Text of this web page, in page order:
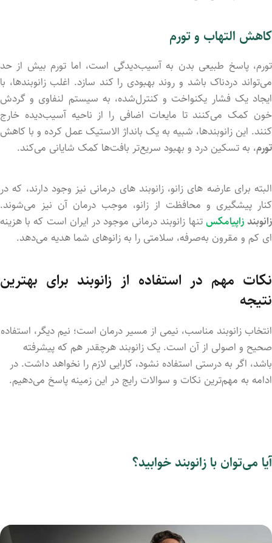
کاهش التهاب و تورم
تورم، پاسخ طبیعی بدن به آسیب‌دیدگی است، اما تورم بیش از حد
می‌تواند دردناک باشد و روند بهبودی را کند سازد. اغلب زانوبندها، با
ایجاد یک فشار یکنواخت و کنترل‌شده، به سیستم لنفاوی و گردش
خون کمک می‌کنند تا مایعات اضافی را از ناحیه آسیب‌دیده خارج
کنند. این زانوبندها، شبیه به یک بانداژ الاستیک عمل کرده و با کاهش
تورم، به تسکین درد و بهبود سریع‌تر بافت‌ها کمک شایانی می‌کند.
البته برای عارضه های زانو، زانوبند های درمانی نیز وجود دارند، که در
کنار پیشگیری و محافظت از زانو، موجب درمان آن نیز می‌شوند.
زانوبندزاپیامکستنها زانوبند درمانی موجود در ایران است که با هزینه
ای کم و مقرون به‌صرفه، سلامتی را به زانوهای شما هدیه می‌دهد.
نکات مهم در استفاده از زانوبند برای بهترین
نتیجه
انتخاب زانوبند مناسب، نیمی از مسیر درمان است؛ نیم دیگر، استفاده
صحیح و اصولی از آن است. یک زانوبند هرچقدر هم که پیشرفته
باشد، اگر به درستی استفاده نشود، کارایی لازم را نخواهد داشت. در
ادامه به مهم‌ترین نکات و سوالات رایج در این زمینه پاسخ می‌دهیم.
آیا می‌توان با زانوبند خوابید؟